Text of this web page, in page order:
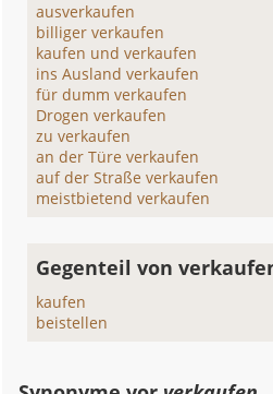
ausverkaufen
billiger verkaufen
kaufen und verkaufen
ins Ausland verkaufen
für dumm verkaufen
Drogen verkaufen
zu verkaufen
an der Türe verkaufen
auf der Straße verkaufen
meistbietend verkaufen
Gegenteil von
kaufen
beistellen